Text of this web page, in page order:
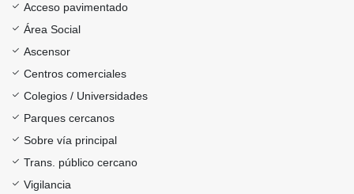
Acceso pavimentado
Área Social
Ascensor
Centros comerciales
Colegios / Universidades
Parques cercanos
Sobre vía principal
Trans. público cercano
Vigilancia